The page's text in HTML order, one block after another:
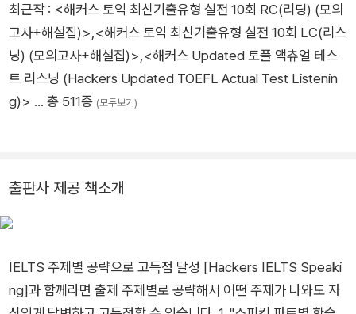
최근작 : <해커스 토익 최신기출유형 실전 10회 RC(리딩) (모의
고사+해설집)>,<해커스 토익 최신기출유형 실전 10회 LC(리스
닝) (모의고사+해설집)>,<해커스 Updated 토플 액츄얼 테스
트 리스닝 (Hackers Updated TOEFL Actual Test Listenin
g)> … 총 511종 (모두보기)
출판사 제공 책소개
IELTS 주제별 공략으로 고득점 달성 [Hackers IELTS Speaki
ng]과 함께라면 출제 주제별로 공략해서 어떤 주제가 나와도 자